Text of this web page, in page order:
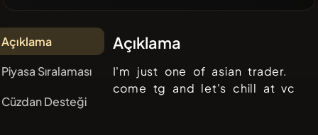
Açıklama
Piyasa Sıralaması
Cüzdan Desteği
Açıklama
I'm just one of asian trader.
come tg and let's chill at vc